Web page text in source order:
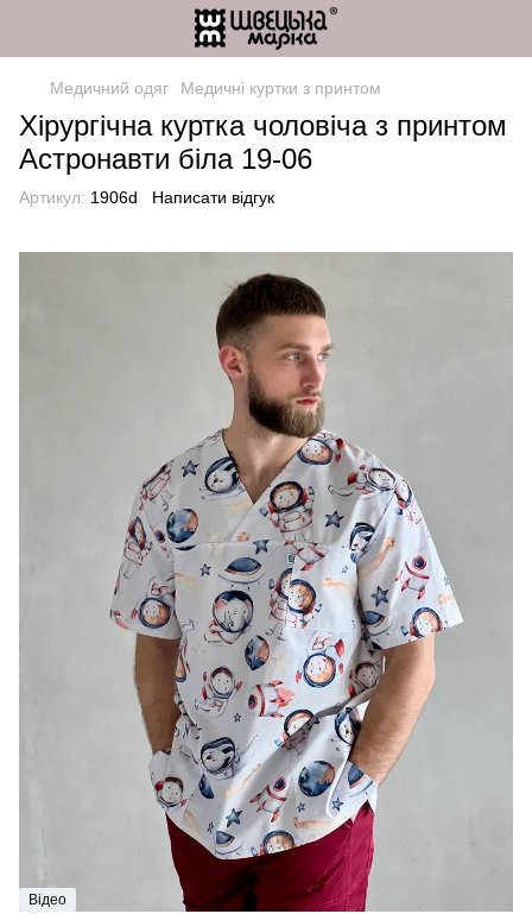
Медичний одяг Медичні куртки з принтом
Хірургічна куртка чоловіча з принтом
Астронавти біла 19-06
Артикул: 1906d Написати відгук
Відео